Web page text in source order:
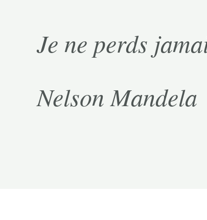
Je ne perds
Nelson Mandela